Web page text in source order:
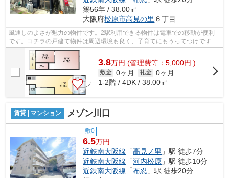
築56年 / 38.00㎡
大阪府松原市高見の里 ６丁目
風通しのよさが魅力の物件です。2駅利用できる物件は電車での移動が便利
です。コチラの戸建て物件は周辺環境も良く、子育てにもうってつけです。
駅から徒歩9分の位置にある物件なので...
3.8万円 (管理費等：5,000円 )
敷金 0ヶ月 礼金 0ヶ月
1-2階 / 4DK / 38.00㎡
賃貸 | マンション メゾン川口
敷0
6.5万円
近鉄南大阪線 「高見ノ里 」駅 徒歩7分
近鉄南大阪線 「河内松原 」駅 徒歩10分
近鉄南大阪線 「布忍 」駅 徒歩20分